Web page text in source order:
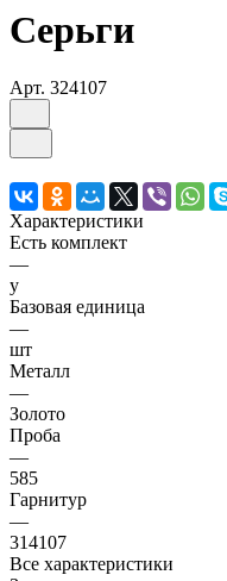
Серьги
Арт. 324107
Характеристики
Есть комплект
—
y
Базовая единица
—
шт
Металл
—
Золото
Проба
—
585
Гарнитур
—
314107
Все характеристики